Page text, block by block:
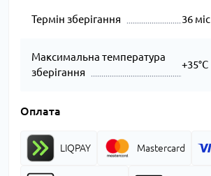
Термін зберігання 36 міс
Максимальна температура
зберігання
+35°C
Оплата
LIQPAY Mastercard